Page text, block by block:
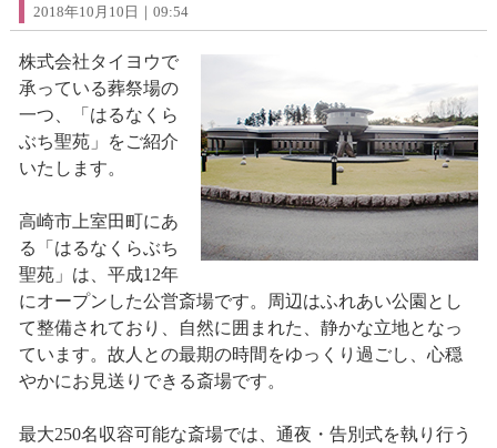
2018年10月10日｜09:54
株式会社タイヨウで
承っている葬祭場の
一つ、「はるなくら
ぶち聖苑」をご紹介
いたします。
高崎市上室田町にあ
る「はるなくらぶち
聖苑」は、平成12年
にオープンした公営斎場です。周辺はふれあい公園とし
て整備されており、自然に囲まれた、静かな立地となっ
ています。故人との最期の時間をゆっくり過ごし、心穏
やかにお見送りできる斎場です。
最大250名収容可能な斎場では、通夜・告別式を執り行う